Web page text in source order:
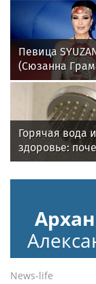
Певица
(Сюзанна
как перестать
волноваться и
говорить
Горячая вода и
здоровье:
важен
News-life